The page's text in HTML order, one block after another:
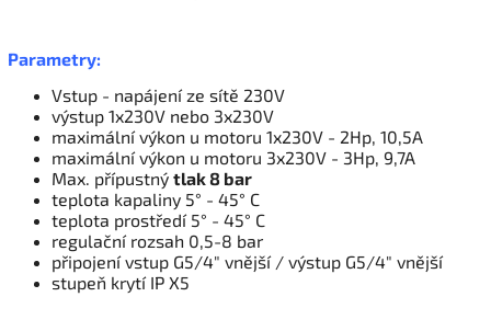
Parametry:
Vstup - napájení ze sítě 230V
výstup 1x230V nebo 3x230V
maximální výkon u motoru 1x230V - 2Hp, 10,5A
maximální výkon u motoru 3x230V - 3Hp, 9,7A
Max. přípustný tlak 8 bar
teplota kapaliny 5° - 45° C
teplota prostředí 5° - 45° C
regulační rozsah 0,5-8 bar
připojení vstup G5/4" vnější / výstup G5/4" vnější
stupeň krytí IP X5